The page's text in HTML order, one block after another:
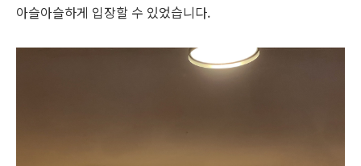
아슬아슬하게 입장할 수 있었습니다.